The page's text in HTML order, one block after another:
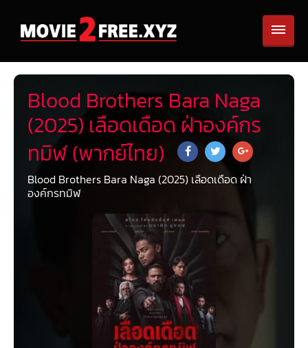
Blood Brothers Bara Naga
(2025) เลือดเดือด ฝ่าองค์กร
ทมิฬ (พากย์ไทย)
Blood Brothers Bara Naga (2025) เลือดเดือด ฝ่า
องค์กรทมิฬ